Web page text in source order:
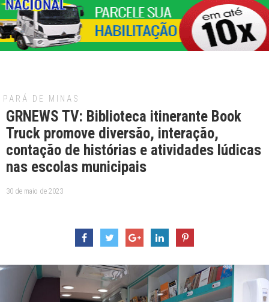
PARÁ DE MINAS
GRNEWS TV: Biblioteca itinerante Book
Truck promove diversão, interação,
contação de histórias e atividades lúdicas
nas escolas municipais
30 de maio de 2023